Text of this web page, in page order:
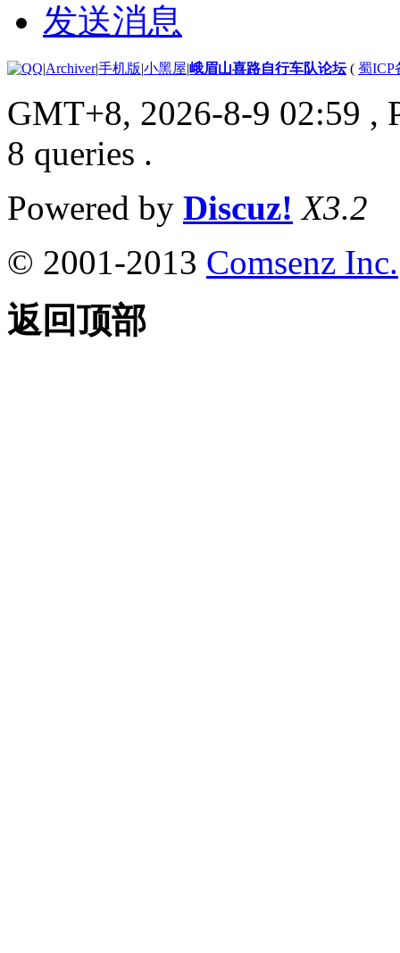
发送消息
|Archiver|手机版|小黑屋|峨眉山喜路自行车队论坛( 蜀ICP
GMT+8, 2026-8-9 02:59 ,
8 queries .
Powered by Discuz! X3.2
© 2001-2013 Comsenz Inc.
返回顶部